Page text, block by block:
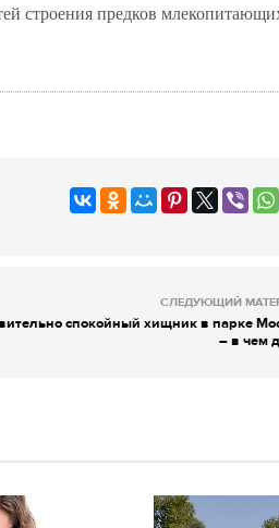
строения предков
СЛЕДУЮЩИЙ
спокойный хищник в парке
– в чем